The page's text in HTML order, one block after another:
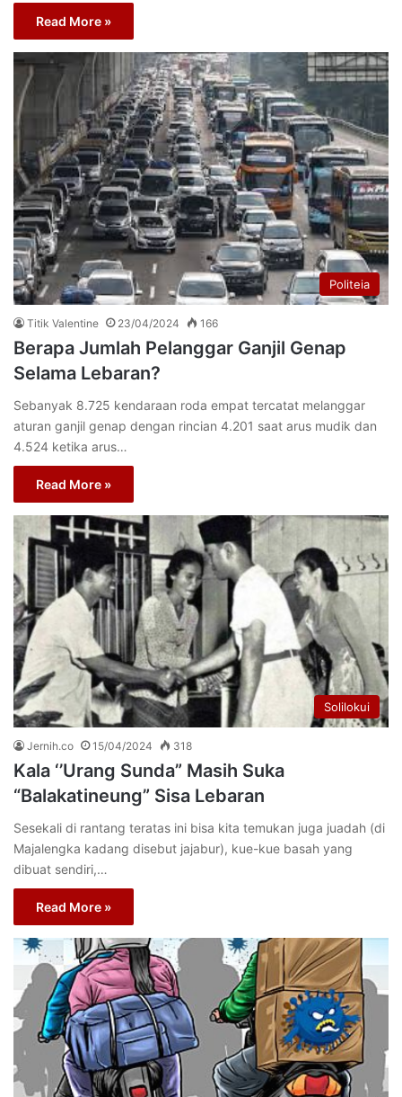
Read More »
Politeia
Titik Valentine 23/04/2024 166
Berapa Jumlah Pelanggar Ganjil Genap
Selama Lebaran?
Sebanyak 8.725 kendaraan roda empat tercatat melanggar
aturan ganjil genap dengan rincian 4.201 saat arus mudik dan
4.524 ketika arus…
Read More »
Solilokui
Jernih.co 15/04/2024 318
Kala ‘’Urang Sunda” Masih Suka
“Balakatineung” Sisa Lebaran
Sesekali di rantang teratas ini bisa kita temukan juga juadah (di
Majalengka kadang disebut jajabur), kue-kue basah yang
dibuat sendiri,…
Read More »